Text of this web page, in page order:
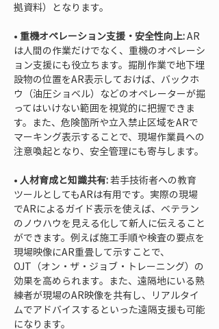
• 重機オペレーション支援・安全性向上: AR
は人間の作業だけでなく、重機のオペレーシ
ョン支援にも役立ちます。掘削作業で地下埋
設物の位置をAR表示しておけば、バックホ
ウ（油圧ショベル）などのオペレーターが掘
ってはいけない範囲を視覚的に把握できま
す。また、危険箇所や立入禁止区域をARで
マーキング表示することで、現場作業員への
• 人材育成と知識共有: 若手技術者への教育
ツールとしてもARは有用です。実際の現場
でARによるガイド表示を使えば、ベテラン
のノウハウを見える化して新人に伝えること
ができます。例えば施工手順や検査の要点を
現場映像にAR重畳して示すことで、
OJT（オン・ザ・ジョブ・トレーニング）の
効果を高められます。また、遠隔地にいる熟
練者が現場のAR映像を共有し、リアルタイ
ムでアドバイスするといった遠隔支援も可能
になります。